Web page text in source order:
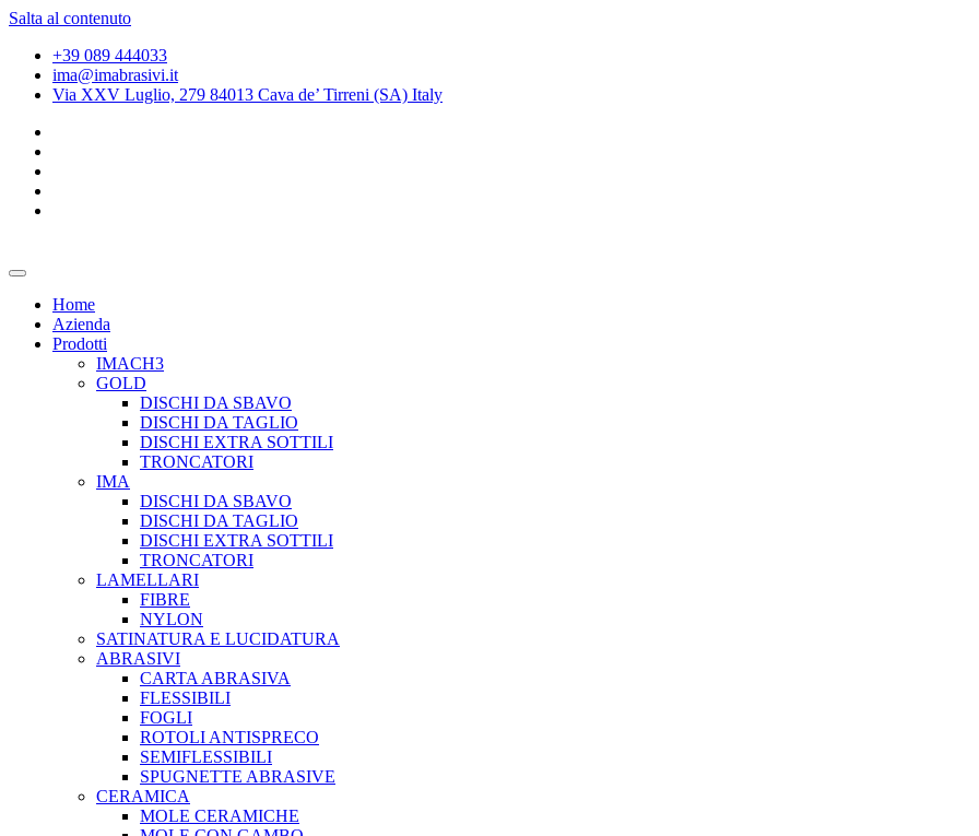
Salta al contenuto
+39 089 444033
ima@imabrasivi.it
Via XXV Luglio, 279 84013 Cava de’ Tirreni (SA) Italy
Home
Azienda
Prodotti
IMACH3
GOLD
DISCHI DA SBAVO
DISCHI DA TAGLIO
DISCHI EXTRA SOTTILI
TRONCATORI
IMA
DISCHI DA SBAVO
DISCHI DA TAGLIO
DISCHI EXTRA SOTTILI
TRONCATORI
LAMELLARI
FIBRE
NYLON
SATINATURA E LUCIDATURA
ABRASIVI
CARTA ABRASIVA
FLESSIBILI
FOGLI
ROTOLI ANTISPRECO
SEMIFLESSIBILI
SPUGNETTE ABRASIVE
CERAMICA
MOLE CERAMICHE